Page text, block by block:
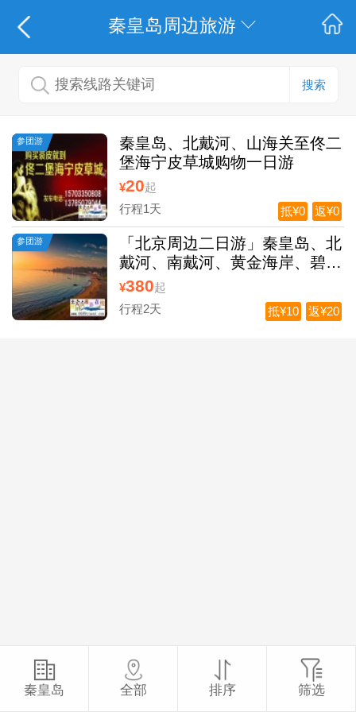
秦皇岛周边旅游
搜索
参团游
秦皇岛、北戴河、山海关至佟二
堡海宁皮草城购物一日游
¥20起
行程1天
返¥0
抵¥0
参团游
「北京周边二日游」秦皇岛、北
戴河、南戴河、黄金海岸、碧螺
塔酒吧公园、奥林匹克公园、山
海关、老龙头
¥380起
行程2天
返¥20
抵¥10
秦皇岛 全部 排序 筛选